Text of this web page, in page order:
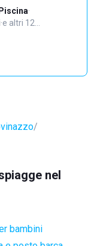
Piscina·
·e altri 12…
nel
bambini